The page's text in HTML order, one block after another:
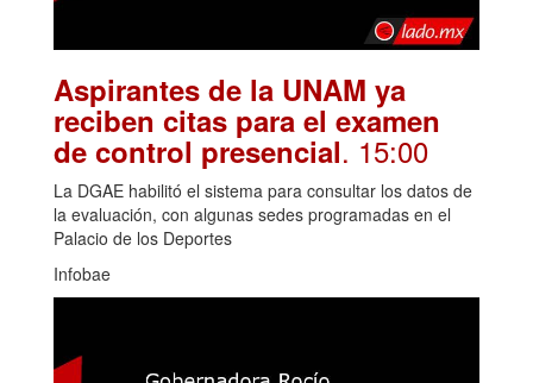
Aspirantes de la UNAM ya
reciben citas para el examen
de control presencial. 15:00
La DGAE habilitó el sistema para consultar los datos de
la evaluación, con algunas sedes programadas en el
Palacio de los Deportes
Infobae